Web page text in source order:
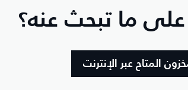
على ما تبحث عنه؟
المتاح عبر الإنترنت